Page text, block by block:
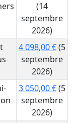
(14
septembre
2026)
4 098,00 €(5
septembre
2026)
3 050,00 €(5
septembre
2026)